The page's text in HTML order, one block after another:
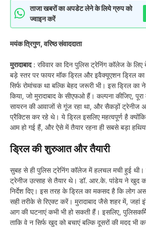
ताजा खबरों का अपडेट लेने के लिये ग्रुप को
ज्वाइन करें
मयंक त्रिगुण, वरिष्ठ संवाददाता
मुरादाबाद: रविवार का दिन पुलिस ट्रेनिंग कॉलेज के
बड़े स्तर पर फायर मॉक ड्रिल और इवैक्यूएशन ड्रिल
सिर्फ रोमांचक था बल्कि बेहद जरूरी भी। इस ड्रिल
किया, जो मुरादाबाद के सीएफओ हैं। कल्पना कीजिए,
सायरन की आवाजों से गूंज रहा था, और सैकड़ों ट्रेनीज
प्रैक्टिस कर रहे थे। ये ड्रिल इसलिए महत्वपूर्ण है
आम हो गई हैं, और ऐसे में तैयार रहना ही सबसे बड़ा
ड्रिल की शुरुआत और तैयारी
सुबह से ही पुलिस ट्रेनिंग कॉलेज में हलचल मची हुई थी।
ट्रेनीज उत्साह से तैयार थे। डॉ. आर.के. पांडेय ने खुद
निर्देश दिए। इस तरह के ड्रिल का मकसद है कि लोग
सही तरीके से रिएक्ट करें। मुरादाबाद जैसे शहर में, जहां
आग की घटनाएं कभी भी हो सकती हैं। इसलिए,
ताकि वे न सिर्फ खुद को बचाएं बल्कि दूसरों की मदद भी